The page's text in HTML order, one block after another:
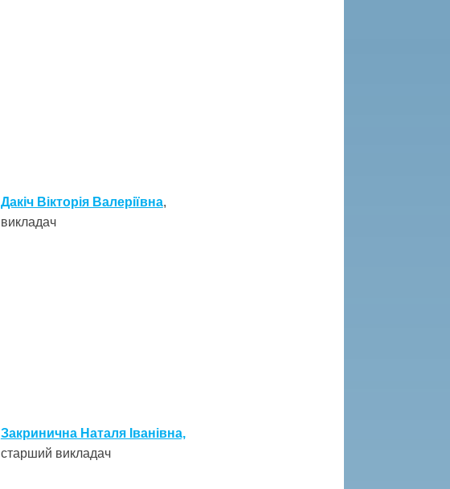
Дакіч Вікторія Валеріївна,
викладач
Закринична Наталя Іванівна,
старший викладач